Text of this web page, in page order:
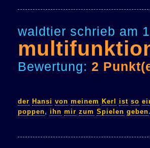
waldtier schrieb am
Bewertung: 2
der Hansi von meinem Kerl ist so
poppen, ihn mir zum Spielen geben